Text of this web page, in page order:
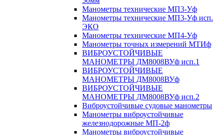
Манометры технические МП3-Уф
Манометры технические МП3-Уф исп.
ЭКО
Манометры технические МП4-Уф
Манометры точных измерений МТИф
ВИБРОУСТОЙЧИВЫЕ
МАНОМЕТРЫ ДМ8008ВУф исп.1
ВИБРОУСТОЙЧИВЫЕ
МАНОМЕТРЫ ДМ8008ВУф
ВИБРОУСТОЙЧИВЫЕ
МАНОМЕТРЫ ДМ8008ВУф исп.2
Виброустойчивые судовые манометры
Манометры виброустойчивые
железнодорожные МП-2ф
Манометры виброустойчивые